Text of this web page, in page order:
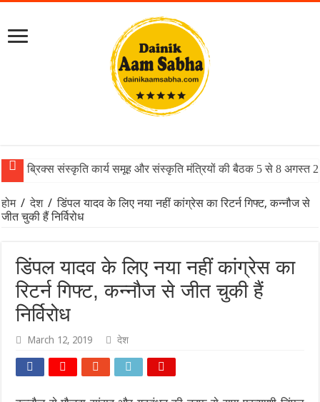
ब्रिक्स संस्कृति कार्य समूह और संस्कृति मंत्रियों की बैठक 5 से 8 अगस्त
होम / देश / डिंपल यादव के लिए नया नहीं कांग्रेस का रिटर्न गिफ्ट, कन्नौज से
जीत चुकी हैं निर्विरोध
डिंपल यादव के लिए नया नहीं कांग्रेस का
रिटर्न गिफ्ट, कन्नौज से जीत चुकी हैं
निर्विरोध
March 12, 2019 देश